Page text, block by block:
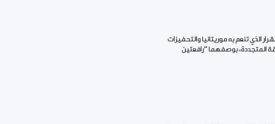
الذي تنعم به موريتانيا والتحفيزات
المتجددة، بوصفهما “رافعتين